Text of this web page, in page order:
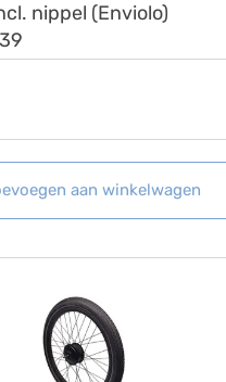
nippel (Enviolo)
aan winkelwagen